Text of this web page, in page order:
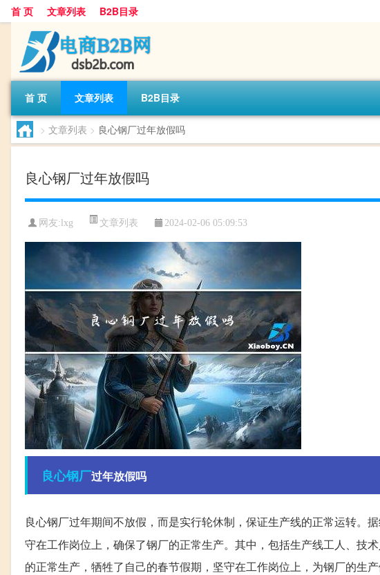
首 页 文章列表 B2B目录
首 页 文章列表 B2B目录
> 文章列表 > 良心钢厂过年放假吗
良心钢厂过年放假吗
网友:lxg 文章列表 2024-02-06 05:09:53
良心钢厂过年放假吗
良心钢厂过年期间不放假，而是实行轮休制，保证生产线的正常运转。
守在工作岗位上，确保了钢厂的正常生产。其中，包括生产线工人、技
的正常生产，牺牲了自己的春节假期，坚守在工作岗位上，为钢厂的生产